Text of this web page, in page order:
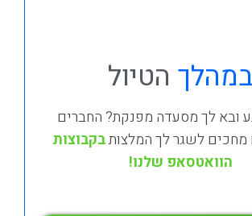
במהלך הטיול
ובא לך מסעדה מפנקת? החברים
מחכים לשגר לך המלצותבקבוצות
הוואטסאפ שלנו!